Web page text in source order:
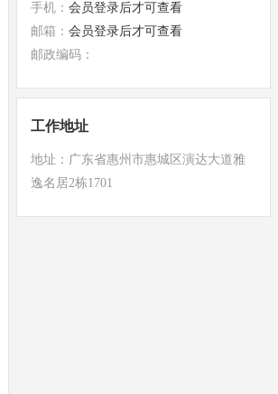
手机： 会员登录后才可查看
邮箱： 会员登录后才可查看
邮政编码：
工作地址
地址：广东省惠州市惠城区演达大道雅
逸名居2栋1701